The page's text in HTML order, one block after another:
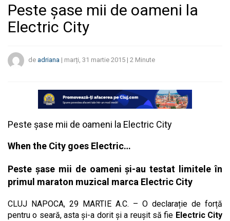
Peste șase mii de oameni la
Electric City
de adriana | marți, 31 martie 2015 | 2 Minute
Peste șase mii de oameni la Electric City
When the City goes Electric…
Peste șase mii de oameni și-au testat limitele în
primul maraton muzical marca Electric City
CLUJ NAPOCA, 29 MARTIE A.C. – O declarație de forță
pentru o seară, asta și-a dorit și a reușit să fie Electric City